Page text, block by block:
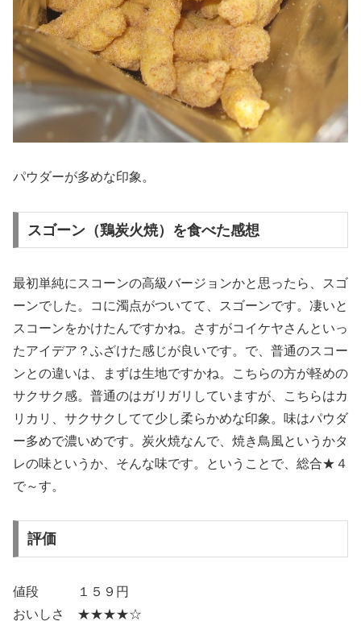
パウダーが多めな印象。
スゴーン（鶏炭火焼）を食べた感想
最初単純にスコーンの高級バージョンかと思ったら、スゴ
ーンでした。コに濁点がついてて、スゴーンです。凄いと
スコーンをかけたんですかね。さすがコイケヤさんといっ
たアイデア？ふざけた感じが良いです。で、普通のスコー
ンとの違いは、まずは生地ですかね。こちらの方が軽めの
サクサク感。普通のはガリガリしていますが、こちらはカ
リカリ、サクサクしてて少し柔らかめな印象。味はパウダ
ー多めで濃いめです。炭火焼なんで、焼き鳥風というかタ
レの味というか、そんな味です。ということで、総合★４
で～す。
評価
値段 １５９円
おいしさ ★★★★☆